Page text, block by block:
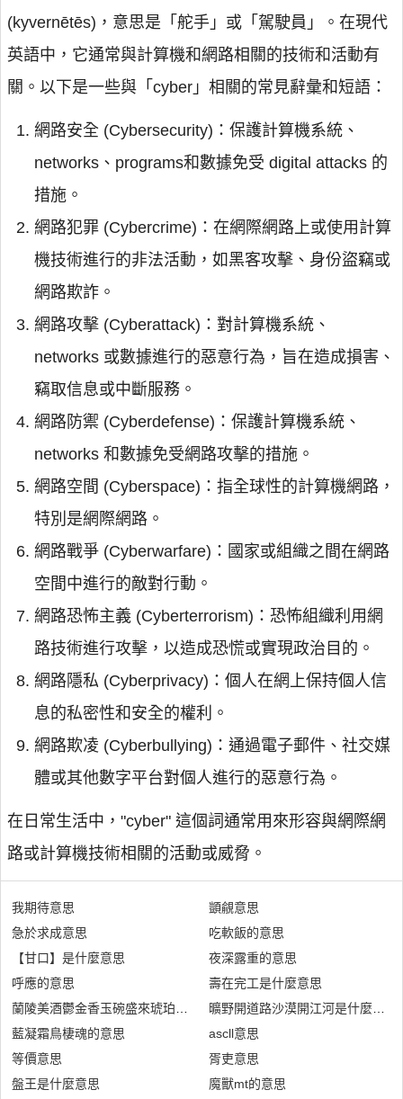
(kyvernētēs)，意思是「舵手」或「駕駛員」。在現代
英語中，它通常與計算機和網路相關的技術和活動有
關。以下是一些與「cyber」相關的常見辭彙和短語：
網路安全 (Cybersecurity)：保護計算機系統、
networks、programs和數據免受 digital attacks 的
措施。
網路犯罪 (Cybercrime)：在網際網路上或使用計算
機技術進行的非法活動，如黑客攻擊、身份盜竊或
網路欺詐。
網路攻擊 (Cyberattack)：對計算機系統、
networks 或數據進行的惡意行為，旨在造成損害、
竊取信息或中斷服務。
網路防禦 (Cyberdefense)：保護計算機系統、
networks 和數據免受網路攻擊的措施。
網路空間 (Cyberspace)：指全球性的計算機網路，
特別是網際網路。
網路戰爭 (Cyberwarfare)：國家或組織之間在網路
空間中進行的敵對行動。
網路恐怖主義 (Cyberterrorism)：恐怖組織利用網
路技術進行攻擊，以造成恐慌或實現政治目的。
網路隱私 (Cyberprivacy)：個人在網上保持個人信
息的私密性和安全的權利。
網路欺凌 (Cyberbullying)：通過電子郵件、社交媒
體或其他數字平台對個人進行的惡意行為。
在日常生活中，"cyber" 這個詞通常用來形容與網際網
路或計算機技術相關的活動或威脅。
我期待意思
急於求成意思
【甘口】是什麼意思
呼應的意思
蘭陵美酒鬱金香玉碗盛來琥珀光是什麼意思
藍凝霜鳥棲魂的意思
等價意思
盤王是什麼意思
顗覦意思
吃軟飯的意思
夜深露重的意思
壽在完工是什麼意思
曠野開道路沙漠開江河是什麼意思
ascll意思
胥吏意思
魔獸mt的意思